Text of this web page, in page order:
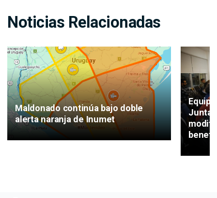
Noticias Relacionadas
Maldonado continúa bajo doble
alerta naranja de Inumet
Junta